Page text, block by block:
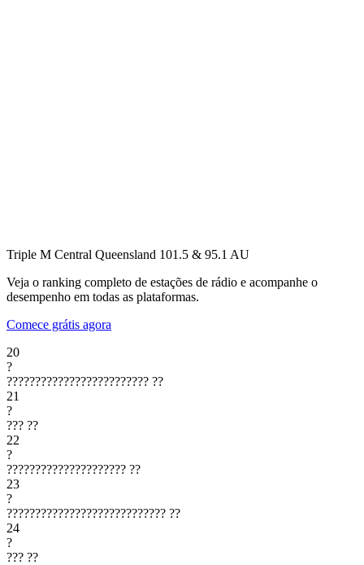
Triple M Central Queensland 101.5 & 95.1 AU
Veja o ranking completo de estações de rádio e acompanhe o
desempenho em todas as plataformas.
Comece grátis agora
20
?
????????????????????????? ??
21
?
??? ??
22
?
????????????????????? ??
23
?
???????????????????????????? ??
24
?
??? ??